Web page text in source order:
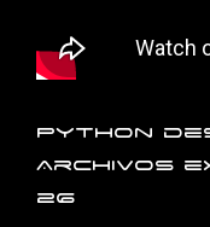
Python
Archivos
26